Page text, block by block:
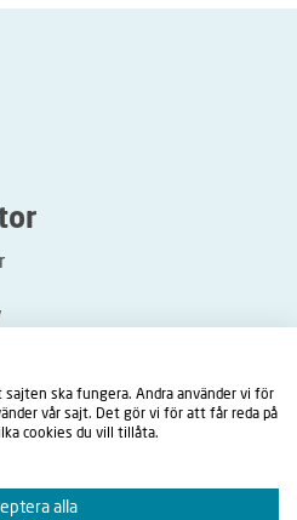
ska fungera. Andra använder vi för
vår sajt. Det gör vi för att får reda på
cookies du vill tillåta.
alla